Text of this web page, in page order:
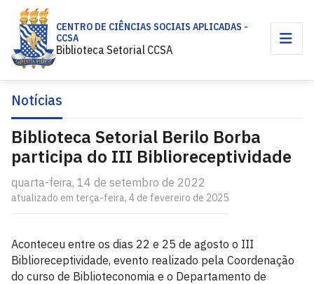
CENTRO DE CIÊNCIAS SOCIAIS APLICADAS -
CCSA
Biblioteca Setorial CCSA
Notícias
Biblioteca Setorial Berilo Borba
participa do III Biblioreceptividade
quarta-feira, 14 de setembro de 2022
atualizado em terça-feira, 4 de fevereiro de 2025
Aconteceu entre os dias 22 e 25 de agosto o III
Biblioreceptividade, evento realizado pela Coordenação
do curso de Biblioteconomia e o Departamento de